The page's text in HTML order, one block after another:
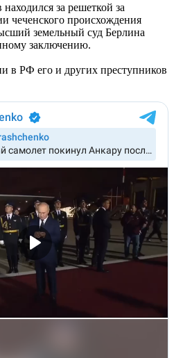
за решеткой за
чеченского происхождения
земельный суд Берлина
заключению.
в РФ его и других преступников